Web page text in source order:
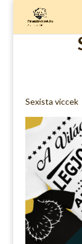
Sexista viccek